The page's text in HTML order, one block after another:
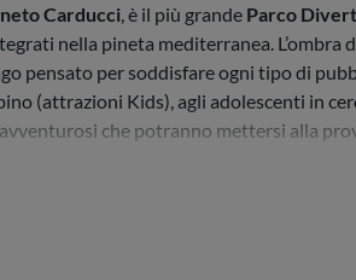
Carducci, è il più grande Parco
nella pineta mediterranea. L’ombra
pensato per soddisfare ogni tipo di
(attrazioni Kids), agli adolescenti in
che potranno mettersi alla
attualmente composto da...